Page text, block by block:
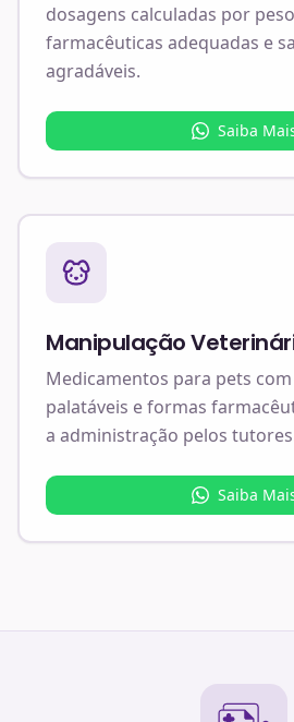
dosagens calculadas por
farmacêuticas adequadas e
agradáveis.
Saiba
Manipulação
Medicamentos para pets
palatáveis e formas
a administração pelos
Saiba